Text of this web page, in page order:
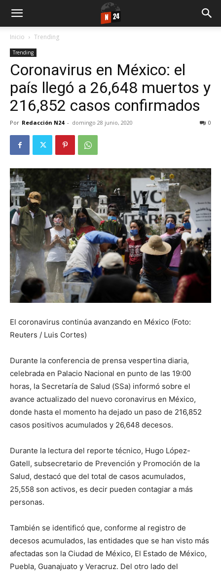
Inicio Trending
Trending
Coronavirus en México: el
país llegó a 26,648 muertos y
216,852 casos confirmados
Por Redacción N24 - domingo 28 junio, 2020 0
El coronavirus continúa avanzando en México (Foto:
Reuters / Luis Cortes)
Durante la conferencia de prensa vespertina diaria,
celebrada en Palacio Nacional en punto de las 19:00
horas, la Secretaría de Salud (SSa) informó sobre el
avance actualizado del nuevo coronavirus en México,
donde hasta el momento ha dejado un paso de 216,852
casos positivos acumulados y 26,648 decesos.
Durante la lectura del reporte técnico, Hugo López-
Gatell, subsecretario de Prevención y Promoción de la
Salud, destacó que del total de casos acumulados,
25,558 son activos, es decir pueden contagiar a más
personas.
También se identificó que, conforme al registro de
decesos acumulados, las entidades que se han visto más
afectadas son la Ciudad de México, El Estado de México,
Puebla, Guanajuato y Veracruz. Del otro lado del